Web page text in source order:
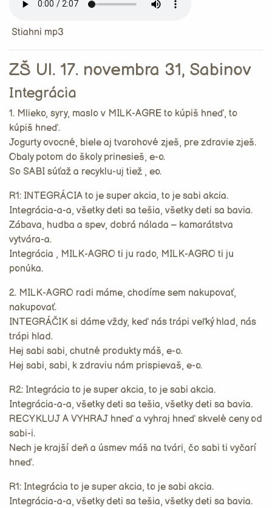
Stiahni mp3
ZŠ Ul. 17. novembra 31, Sabinov
Integrácia
1. Mlieko, syry, maslo v MILK-AGRE to kúpiš hneď, to
kúpiš hneď.
Jogurty ovocné, biele aj tvarohové zješ, pre zdravie zješ.
Obaly potom do školy prinesieš, e-o.
So SABI súťaž a recyklu-uj tiež , eo.
R1: INTEGRÁCIA to je super akcia, to je sabi akcia.
Integrácia-a-a, všetky deti sa tešia, všetky deti sa bavia.
Zábava, hudba a spev, dobrá nálada – kamarátstva
vytvára-a.
Integrácia , MILK-AGRO ti ju rado, MILK-AGRO ti ju
ponúka.
2. MILK-AGRO radi máme, chodíme sem nakupovať,
nakupovať.
INTEGRÁČIK si dáme vždy, keď nás trápi veľký hlad, nás
trápi hlad.
Hej sabi sabi, chutné produkty máš, e-o.
Hej sabi, sabi, k zdraviu nám prispievaš, e-o.
R2: Integrácia to je super akcia, to je sabi akcia.
Integrácia-a-a, všetky deti sa tešia, všetky deti sa bavia.
RECYKLUJ A VYHRAJ hneď a vyhraj hneď skvelé ceny od
sabi-i.
Nech je krajší deň a úsmev máš na tvári, čo sabi ti vyčarí
hneď.
R1: Integrácia to je super akcia, to je sabi akcia.
Integrácia-a-a, všetky deti sa tešia, všetky deti sa bavia.